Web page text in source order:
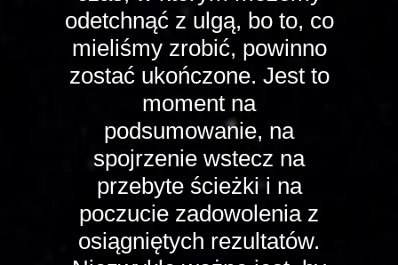
odetchnąć z ulgą, bo to, co
mieliśmy zrobić, powinno
zostać ukończone. Jest to
moment na
podsumowanie, na
spojrzenie wstecz na
przebyte ścieżki i na
poczucie zadowolenia z
osiągniętych rezultatów.